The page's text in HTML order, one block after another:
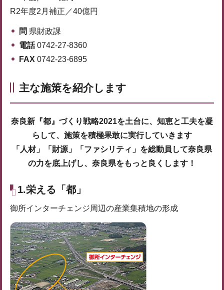
R2年度2月補正／40億円
問 県財政課
電話0742-27-8360
FAX 0742-23-6895
主な施策を紹介します
奈良新『都』づくり戦略2021を土台に、知恵と工夫を凝
らして、施策を積極果敢に実行していきます
「人材」「財源」「ファシリティ」を総動員して奈良県
の力を底上げし、奈良県をもっと良くします！
1.栄える「都」
御所インターチェンジ周辺の産業集積地の形成